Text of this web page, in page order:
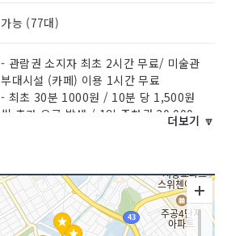
가능 (77대)
- 관람권 소지자 최초 2시간 무료/ 미술관
부대시설 (카페) 이용 1시간 무료
- 최초 30분 1000원 / 10분 당 1,500원
씩 추가 요금 발생 / 1일 주차권 30,000
매주 월요일 (단, 월요일이 공휴일인 경우
그 다음날 휴관)
더보기 🔽